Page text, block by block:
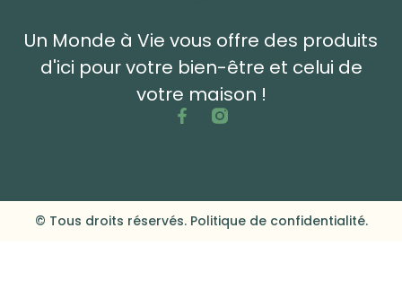
Un Monde à Vie vous offre des produits
d'ici pour votre bien-être et celui de
votre maison !
© Tous droits réservés. Politique de confidentialité.